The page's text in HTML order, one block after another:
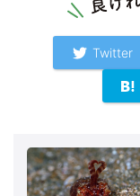
Twitter